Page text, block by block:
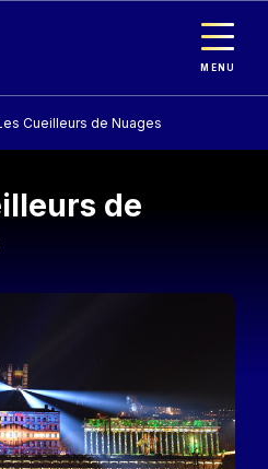
MENU
Cueilleurs de Nuages
de